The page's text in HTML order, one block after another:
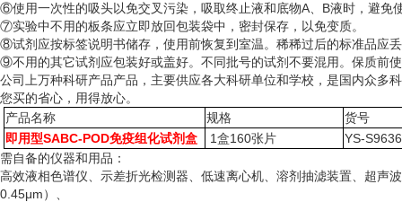
⑥使用一次性的吸头以免交叉污染，吸取终止液和底物A、B液时，避免
⑦实验中不用的板条应立即放回包装袋中，密封保存，以免变质。
⑧试剂应按标签说明书储存，使用前恢复到室温。稀稀过后的标准品应
⑨不用的其它试剂应包装好或盖好。不同批号的试剂不要混用。保质前
公司上万种科研产品产品，主要供应各大科研单位和学校，是国内众多
您买的省心，用得放心。
产品名称
规格
货号
即用型SABC-POD免疫组化试剂盒
1盒160张片
YS-
需自备的仪器和用品：
高效液相色谱仪、示差折光检测器、低速离心机、溶剂抽滤装置、超声
0.45μm）、